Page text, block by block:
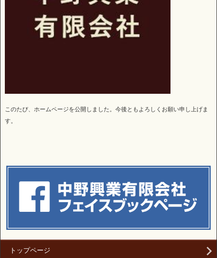
このたび、ホームページを公開しました。今後ともよろしくお願い申し上げま
す。
トップページ